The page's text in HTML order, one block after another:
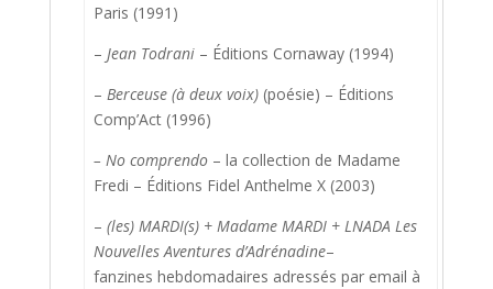
Paris (1991)
– Jean Todrani – Éditions Cornaway (1994)
– Berceuse (à deux voix) (poésie) – Éditions
Comp’Act (1996)
– No comprendo – la collection de Madame
Fredi – Éditions Fidel Anthelme X (2003)
– (les) MARDI(s) + Madame MARDI + LNADA Les
Nouvelles Aventures d’Adrénadine–
fanzines hebdomadaires adressés par email à